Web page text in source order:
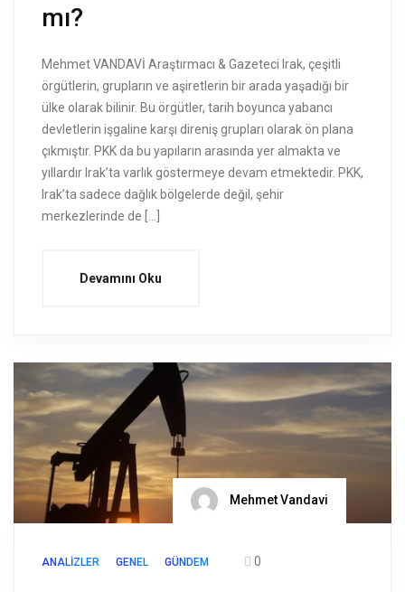
mı?
Mehmet VANDAVİ Araştırmacı & Gazeteci Irak, çeşitli
örgütlerin, grupların ve aşiretlerin bir arada yaşadığı bir
ülke olarak bilinir. Bu örgütler, tarih boyunca yabancı
devletlerin işgaline karşı direniş grupları olarak ön plana
çıkmıştır. PKK da bu yapıların arasında yer almakta ve
yıllardır Irak’ta varlık göstermeye devam etmektedir. PKK,
Irak’ta sadece dağlık bölgelerde değil, şehir
merkezlerinde de […]
Devamını Oku
Mehmet Vandavi
ANALIZLER GENEL GÜNDEM 0